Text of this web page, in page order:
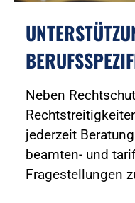
Neben
jederzeit
beamten- und
Fragestellungen